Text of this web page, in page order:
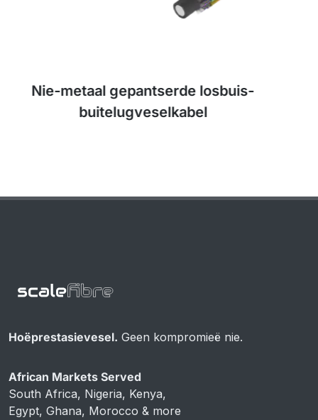
Hoëprestasievesel. Geen kompromieë nie.
African Markets Served
South Africa, Nigeria, Kenya,
Egypt, Ghana, Morocco & more